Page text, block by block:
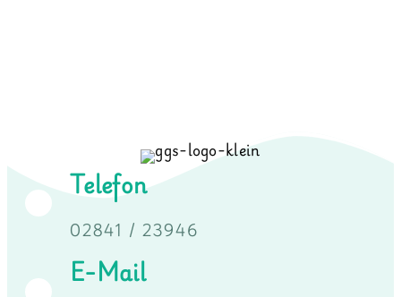
Telefon
02841 / 23946
E-Mail